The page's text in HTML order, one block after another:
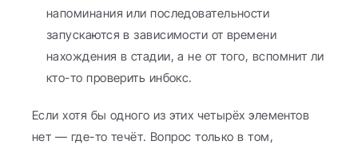
напоминания или последовательности
запускаются в зависимости от времени
нахождения в стадии, а не от того, вспомнит ли
кто-то проверить инбокс.
Если хотя бы одного из этих четырёх элементов
нет — где-то течёт. Вопрос только в том,